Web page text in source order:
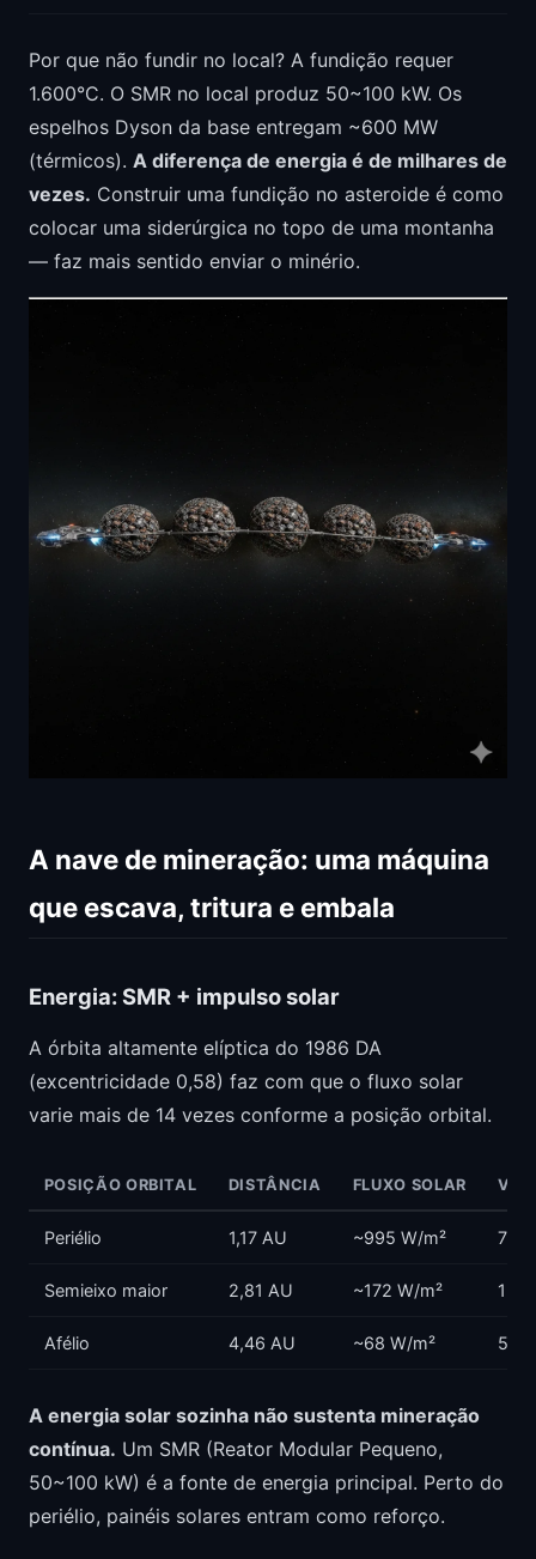
Por que não fundir no local? A fundição requer
1.600°C. O SMR no local produz 50~100 kW. Os
espelhos Dyson da base entregam ~600 MW
(térmicos). A diferença de energia é de milhares de
vezes. Construir uma fundição no asteroide é como
colocar uma siderúrgica no topo de uma montanha
— faz mais sentido enviar o minério.
A nave de mineração: uma máquina
que escava, tritura e embala
Energia: SMR + impulso solar
A órbita altamente elíptica do 1986 DA
(excentricidade 0,58) faz com que o fluxo solar
varie mais de 14 vezes conforme a posição orbital.
POSIÇÃO ORBITAL DISTÂNCIA FLUXO SOLAR VS
Periélio 1,17 AU ~995 W/m² 73%
Semieixo maior 2,81 AU ~172 W/m² 13%
Afélio 4,46 AU ~68 W/m² 5%
A energia solar sozinha não sustenta mineração
contínua. Um SMR (Reator Modular Pequeno,
50~100 kW) é a fonte de energia principal. Perto do
periélio, painéis solares entram como reforço.